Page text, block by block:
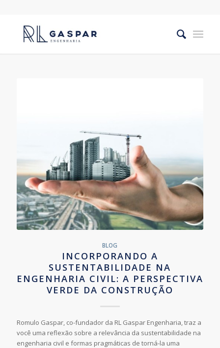
BLOG
INCORPORANDO A
SUSTENTABILIDADE NA
ENGENHARIA CIVIL: A PERSPECTIVA
VERDE DA CONSTRUÇÃO
Romulo Gaspar, co-fundador da RL Gaspar Engenharia, traz a
você uma reflexão sobre a relevância da sustentabilidade na
engenharia civil e formas pragmáticas de torná-la uma